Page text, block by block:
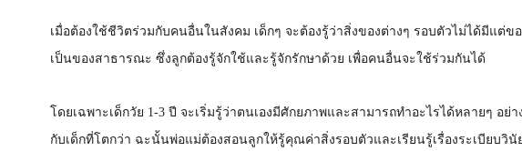
เมื่อต้องใช้ชีวิตร่วมกับคนอื่นในสังคม เด็กๆ จะต้องรู้ว่าสิ่งของต่างๆ รอบตัวไม่ได้มีแต่ข
เป็นของสาธารณะ ซึ่งลูกต้องรู้จักใช้และรู้จักรักษาด้วย เพื่อคนอื่นจะใช้ร่วมกันได้
โดยเฉพาะเด็กวัย 1-3 ปี จะเริ่มรู้ว่าตนเองมีศักยภาพและสามารถทำอะไรได้หลายๆ อย่
กับเด็กที่โตกว่า ฉะนั้นพ่อแม่ต้องสอนลูกให้รู้คุณค่าสิ่งรอบตัวและเรียนรู้เรื่องระเบียบวิ